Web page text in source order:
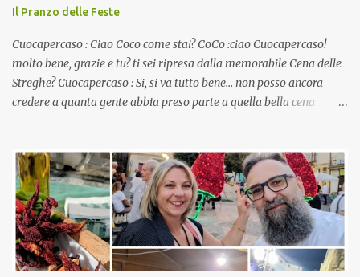
Il Pranzo delle Feste
Cuocapercaso : Ciao Coco come stai? CoCo :ciao Cuocapercaso!
molto bene, grazie e tu? ti sei ripresa dalla memorabile Cena delle
Streghe? Cuocapercaso : Si, si va tutto bene… non posso ancora
credere a quanta gente abbia preso parte a quella bella cena
pranzo, racconta un po'! Perchè io avrò ospiti e cerco degli spunti...
Cuocapercaso : A dire il vero domenica prossima non preparo
nulla perché vado al Pranzo Aziendale di fine anno organizzato dai
mie capi! CoCo : Pranzo aziendale? Una bella idea! Cuocapercaso :
si, è un modo per riunirsi tutti a fine anno e tirare le somme…
naturalmente mangiando tutti insieme, con grande convivialità!